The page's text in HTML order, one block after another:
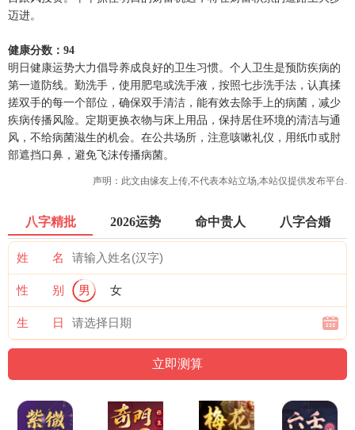
迈进。
健康分数：94
明日健康运势大力倡导养成良好的卫生习惯。个人卫生是预防疾病的
第一道防线。勤洗手，使用肥皂或洗手液，按照七步洗手法，认真揉
搓双手的每一个部位，确保双手清洁，能有效去除手上的病菌，减少
疾病传播风险。定期更换衣物与床上用品，保持居住环境的清洁与通
风，不给病菌滋生的机会。在公共场所，注意咳嗽礼仪，用纸巾或肘
部遮挡口鼻，避免飞沫传播病菌。
声明：此文由缘友 上传,不代表本站立场,本站仅提供发布平台.
八字精批 2026运势 命中贵人 八字合婚
姓 名
性 别 男 女
生 日